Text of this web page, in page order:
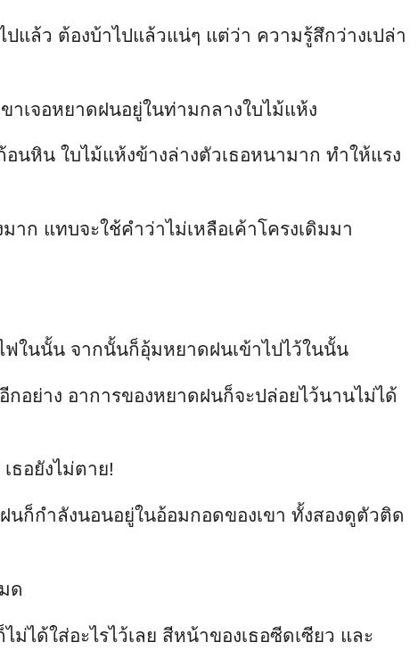
แล้ว ต้องบ้าไปแล้วแน่ๆ แต่ว่า ความรู้สึกว่างเปล่า
าเจอหยาดฝนอยู่ในท่ามกลางใบไม้แห้ง
นหิน ใบไม้แห้งข้างล่างตัวเธอหนามาก ทำให้แรง
ก แทบจะใช้คำว่าไม่เหลือเค้าโครงเดิมมา